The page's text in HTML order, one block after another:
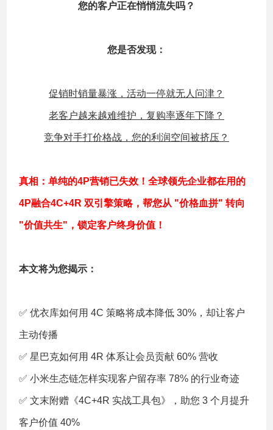
您的客户正在悄悄流失吗？
您是否发现：
促销时销量暴涨，活动一停就无人问津？
老客户越来越难维护，复购率逐年下降？
竞争对手打价格战，您的利润空间被挤压？
真相：单纯的4P营销已失效！全球领先企业都在用的
4P融合4C+4R 双引擎策略，帮您从 "价格血拼" 转向
"价值共生"，锁定客户终身价值！
本文将为您揭示：
✅ 优衣库如何用 4C 策略将成本降低 30%，却让客户
主动传播
✅ 星巴克如何用 4R 体系让会员贡献 60% 营收
✅ 小米生态链怎样实现客户留存率 78% 的行业奇迹
✅ 文末附赠《4C+4R 实战工具包》，助您 3 个月提升
客户价值 40%